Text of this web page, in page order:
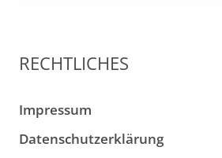
RECHTLICHES
Impressum
Datenschutzerklärung